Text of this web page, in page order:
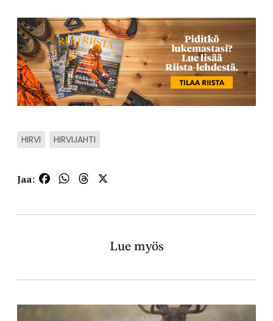
HIRVI HIRVIJAHTI
Jaa: FacebookWhatsApp
Threads
Lue myös